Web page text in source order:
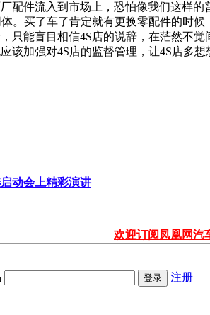
配件流入到市场上，恐怕像我们这样
。买了车了肯定就有更换零配件的时
只能盲目相信4S店的说辞，在茫然不
该加强对4S店的监督管理，让4S店多想
动会上精彩演讲
欢迎订阅凤凰网汽
注册